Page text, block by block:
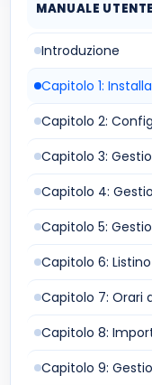
MANUALE UTENTE
Introduzione
Capitolo 1:
Capitolo 2:
Capitolo 3:
Capitolo 4:
Capitolo 5:
Capitolo 6: Listino
Capitolo 7: Orari
Capitolo 8:
Capitolo 9: